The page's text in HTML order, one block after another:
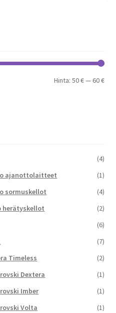
Hinta:50 €— 60 €
(4)
ajanottolaitteet
(1)
sormuskellot
(4)
herätyskellot
(2)
(6)
(7)
Timeless
(2)
Dextera
(1)
Imber
(1)
Volta
(1)